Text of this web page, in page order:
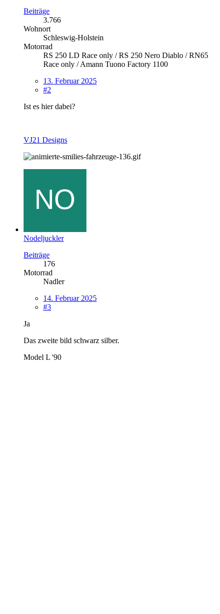
Beiträge
3.766
Wohnort
Schleswig-Holstein
Motorrad
RS 250 LD Race only / RS 250 Nero Diablo / RN65
Race only / Amann Tuono Factory 1100
13. Februar 2025
#2
Ist es hier dabei?
VJ21 Designs
Nodeljuckler
Beiträge
176
Motorrad
Nadler
14. Februar 2025
#3
Ja
Das zweite bild schwarz silber.
Model L '90